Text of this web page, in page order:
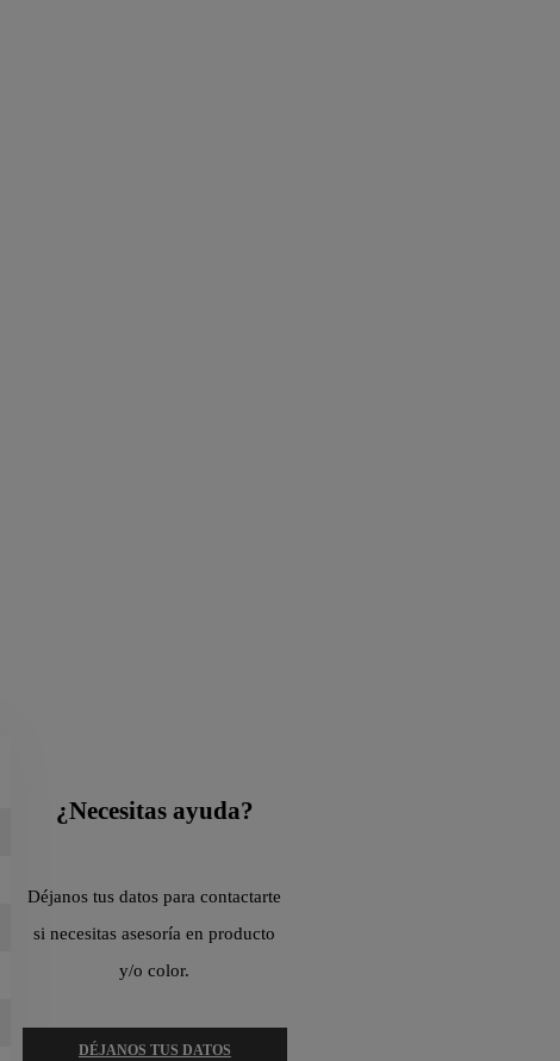
¿Necesitas ayuda?
Déjanos tus datos para contactarte
si necesitas asesoría en producto
y/o color.
DÉJANOS TUS DATOS